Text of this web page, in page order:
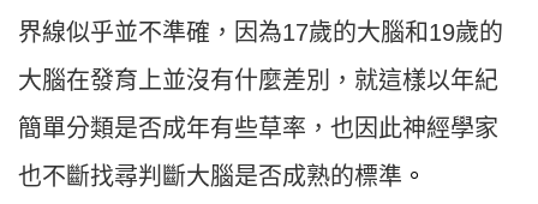
界線似乎並不準確，因為17歲的大腦和19歲的
大腦在發育上並沒有什麼差別，就這樣以年紀
簡單分類是否成年有些草率，也因此神經學家
也不斷找尋判斷大腦是否成熟的標準 。